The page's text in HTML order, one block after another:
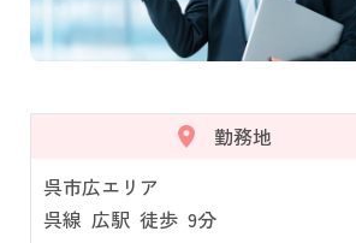
勤務地
呉市広エリア
呉線 広駅 徒歩 9分